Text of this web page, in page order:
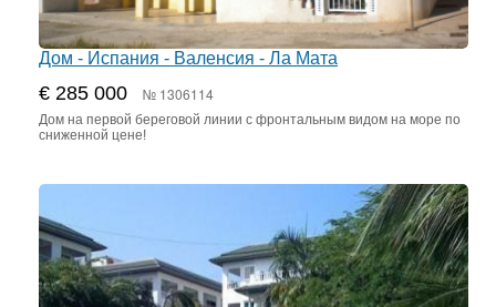
Дом - Испания - Валенсия - Ла Мата
€ 285 000 № 1306114
Дом на первой береговой линии с фронтальным видом на море по
сниженной цене!